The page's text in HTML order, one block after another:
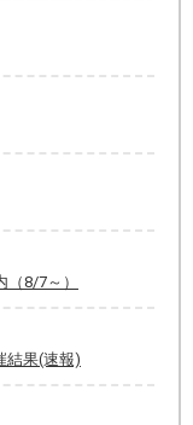
8/7～）
結果(速報)